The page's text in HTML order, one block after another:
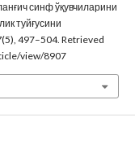
синф ўқувчиларини
туйғусини
(5), 497–504. Retrieved
view/8907